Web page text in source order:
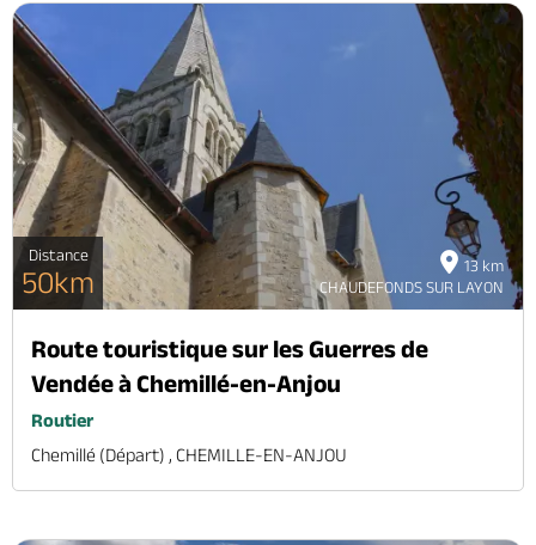
13 km
CHAUDEFONDS SUR LAYON
Distance
50km
Route touristique sur les Guerres de
Vendée à Chemillé-en-Anjou
Routier
Chemillé (départ) , CHEMILLE-EN-ANJOU